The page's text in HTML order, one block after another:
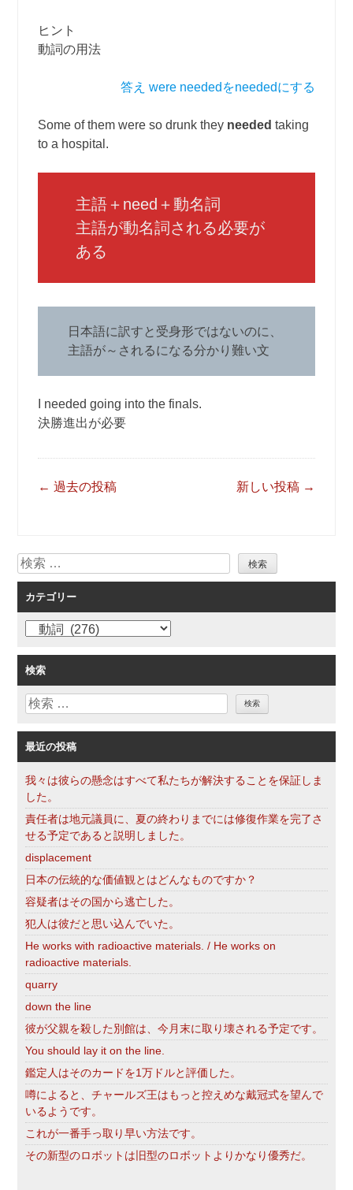
ヒント
動詞の用法
答え were neededをneededにする
Some of them were so drunk they neededtaking
to a hospital.
主語＋need＋動名詞
主語が動名詞される必要が
ある
日本語に訳すと受身形ではないのに、
主語が～されるになる分かり難い文
I needed going into the finals.
決勝進出が必要
投
ゲ
ー
シ
ョ
ン
← 過去の投稿 新しい投稿 →
検
索
カテゴリー
ゴ
リ
ー
検索
検
最近の投稿
我々は彼らの懸念はすべて私たちが解決することを保証しま
した。
責任者は地元議員に、夏の終わりまでには修復作業を完了さ
せる予定であると説明しました。
displacement
日本の伝統的な価値観とはどんなものですか？
容疑者はその国から逃亡した。
犯人は彼だと思い込んでいた。
He works with radioactive materials. / He works on
radioactive materials.
quarry
down the line
彼が父親を殺した別館は、今月末に取り壊される予定です。
You should lay it on the line.
鑑定人はそのカードを1万ドルと評価した。
噂によると、チャールズ王はもっと控えめな戴冠式を望んで
いるようです。
これが一番手っ取り早い方法です。
その新型のロボットは旧型のロボットよりかなり優秀だ。